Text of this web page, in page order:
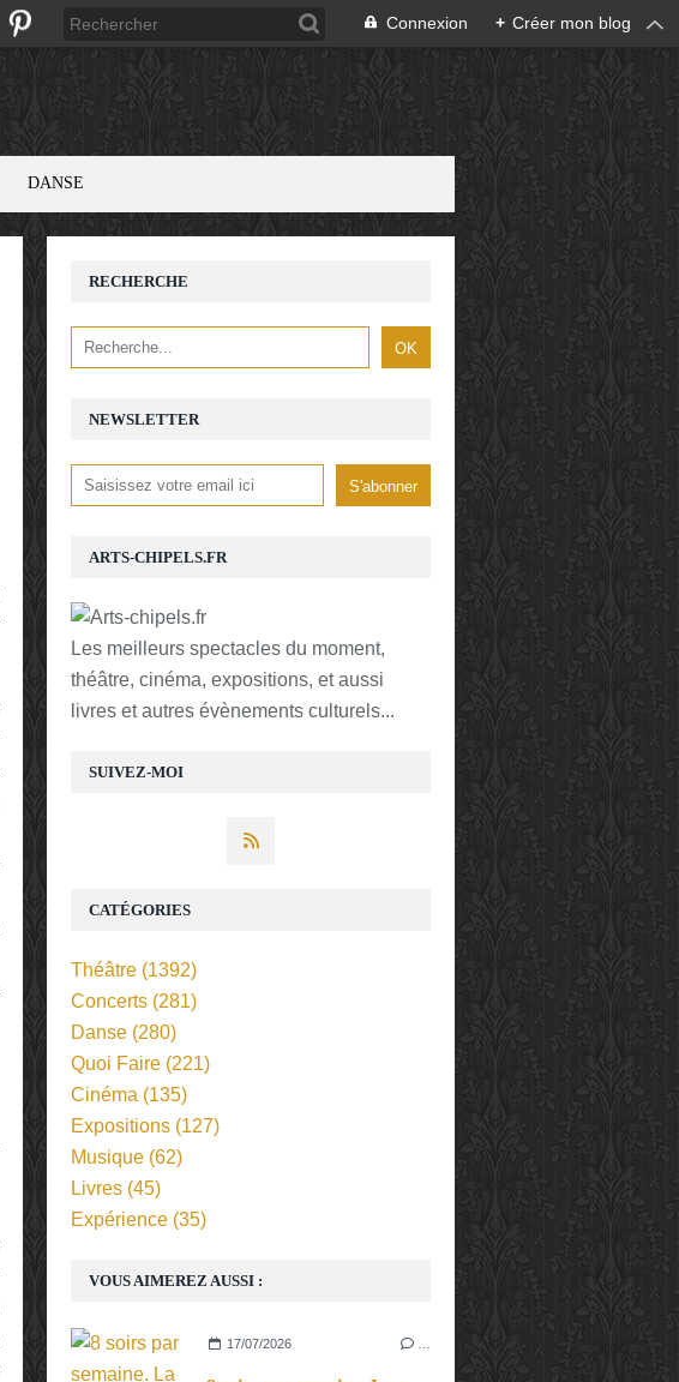
Connexion + Créer mon blog
DANSE
NEWSLETTER
SUIVEZ-MOI
RECHERCHE
ARTS-CHIPELS.FR
Les meilleurs spectacles du moment,
théâtre, cinéma, expositions, et aussi
livres et autres évènements culturels...
VOUS AIMEREZ AUSSI :
17/07/2026
CATÉGORIES
Théâtre (1392)
Concerts (281)
Danse (280)
Quoi Faire (221)
Cinéma (135)
Expositions (127)
Musique (62)
Livres (45)
Expérience (35)